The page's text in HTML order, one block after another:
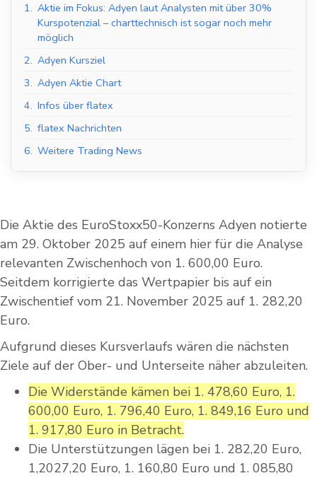
1. Aktie im Fokus: Adyen laut Analysten mit über 30%
Kurspotenzial – charttechnisch ist sogar noch mehr
möglich
2. Adyen Kursziel
3. Adyen Aktie Chart
4. Infos über flatex
5. flatex Nachrichten
6. Weitere Trading News
Die Aktie des EuroStoxx50-Konzerns Adyen notierte
am 29. Oktober 2025 auf einem hier für die Analyse
relevanten Zwischenhoch von 1. 600,00 Euro.
Seitdem korrigierte das Wertpapier bis auf ein
Zwischentief vom 21. November 2025 auf 1. 282,20
Euro.
Aufgrund dieses Kursverlaufs wären die nächsten
Ziele auf der Ober- und Unterseite näher abzuleiten.
Die Widerstände kämen bei 1. 478,60 Euro, 1.
600,00 Euro, 1. 796,40 Euro, 1. 849,16 Euro und
1. 917,80 Euro in Betracht.
Die Unterstützungen lägen bei 1. 282,20 Euro,
1,2027,20 Euro, 1. 160,80 Euro und 1. 085,80